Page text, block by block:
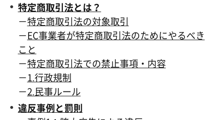
特定商取引法とは？
－特定商取引法の対象取引
－EC事業者が特定商取引法のためにやるべき
こと
－特定商取引法での禁止事項・内容
－1.行政規制
－2.民事ルール
違反事例と罰則